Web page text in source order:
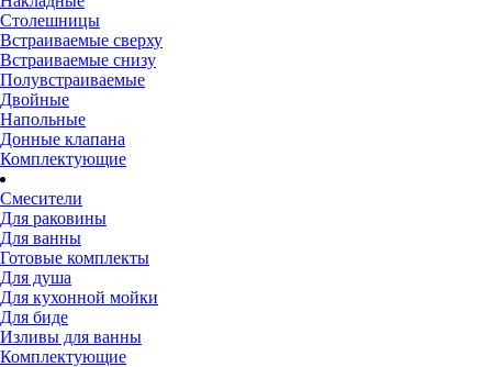
Столешницы
Встраиваемые сверху
Встраиваемые снизу
Полувстраиваемые
Двойные
Напольные
Донные клапана
Комплектующие
Смесители
Для раковины
Для ванны
Готовые комплекты
Для душа
Для кухонной мойки
Для биде
Изливы для ванны
Комплектующие